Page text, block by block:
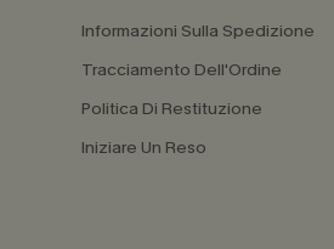
Informazioni Sulla Spedizione
Tracciamento Dell'Ordine
Politica Di Restituzione
Iniziare Un Reso